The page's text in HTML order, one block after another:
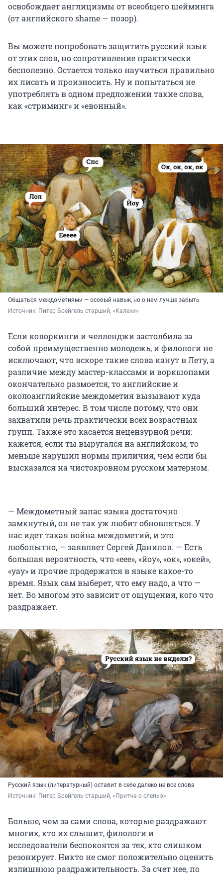
освобождает англицизмы от всеобщего шейминга
(от английского shame — позор).
Вы можете попробовать защитить русский язык
от этих слов, но сопротивление практически
бесполезно. Остается только научиться правильно
их писать и произносить. Ну и попытаться не
употреблять в одном предложении такие слова,
как «стриминг» и «евонный».
Общаться междометиями — особый навык, но о нем лучше забыть
Источник: Питер Брейгель старший, «Калеки»
Если коворкинги и челленджи застолбила за
собой преимущественно молодежь, и филологи не
исключают, что вскоре такие слова канут в Лету, а
различие между мастер-классами и воркшопами
окончательно размоется, то английские и
околоанглийские междометия вызывают куда
больший интерес. В том числе потому, что они
захватили речь практически всех возрастных
групп. Также это касается нецензурной речи:
кажется, если ты выругался на английском, то
меньше нарушил нормы приличия, чем если бы
высказался на чистокровном русском матерном.
— Междометный запас языка достаточно
замкнутый, он не так уж любит обновляться. У
нас идет такая война междометий, и это
любопытно, — заявляет Сергей Данилов. — Есть
большая вероятность, что «еее», «йоу», «ок», «окей»,
«уау» и прочие продержатся в языке какое-то
время. Язык сам выберет, что ему надо, а что —
нет. Во многом это зависит от ощущения, кого что
раздражает.
Русский язык (литературный) оставит в себе далеко не все слова
Источник: Питер Брейгель старший, «Притча о слепых»
Больше, чем за сами слова, которые раздражают
многих, кто их слышит, филологи и
исследователи беспокоятся за тех, кто слишком
резонирует. Никто не смог положительно оценить
излишнюю раздражительность. За счет нее, по